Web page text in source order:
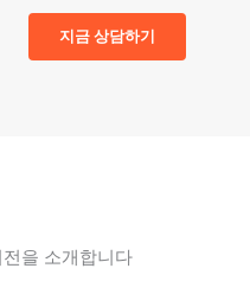
지금 상담하기
을 소개합니다